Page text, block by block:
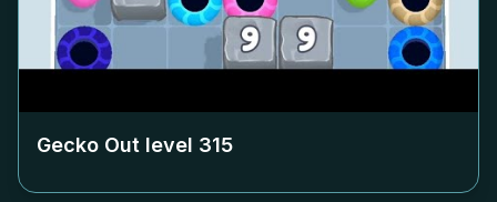
Gecko Out level 315